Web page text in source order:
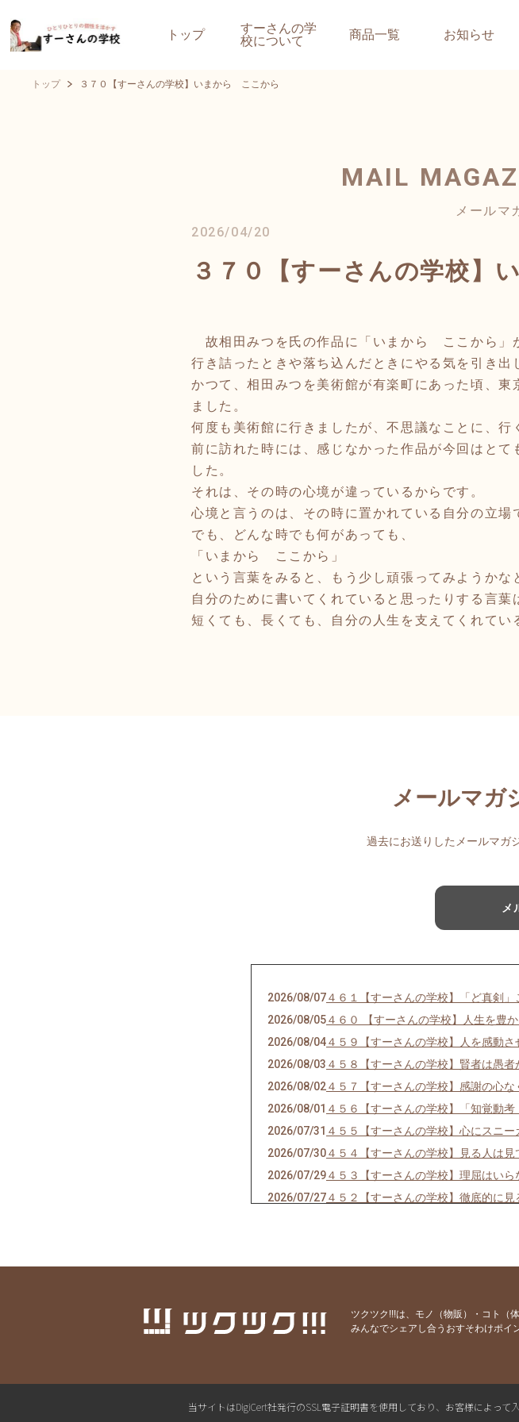
トップ
すーさんの学
校について
商品一覧 お知らせ
トップ ３７０【すーさんの学校】いまから ここから
MAIL
メールマ
2026/04/20
３７０【すーさんの学校】
故相田みつを氏の作品に「いまから ここから」
行き詰ったときや落ち込んだときにやる気を引き出
かつて、相田みつを美術館が有楽町にあった頃、
ました。
何度も美術館に行きましたが、不思議なことに、行
前に訪れた時には、感じなかった作品が今回はと
した。
それは、その時の心境が違っているからです。
心境と言うのは、その時に置かれている自分の立場
でも、どんな時でも何があっても、
「いまから ここから」
という言葉をみると、もう少し頑張ってみようかな
自分のために書いてくれていると思ったりする言葉
短くても、長くても、自分の人生を支えてくれて
メールマガ
過去にお送りしたメールマガ
メ
2026/08/07４６１【すーさんの学校】「ど真剣
2026/08/05４６０ 【すーさんの学校】人生を豊
2026/08/04４５９【すーさんの学校】人を感動さ
2026/08/03 ４５８【すーさんの学校】賢者は愚者
2026/08/02４５７【すーさんの学校】感謝の心
2026/08/01 ４５６【すーさんの学校】「知覚動考
2026/07/31 ４５５【すーさんの学校】心にスニー
2026/07/30４５４【すーさんの学校】見る人は見
2026/07/29４５３【すーさんの学校】理屈はいら
2026/07/27４５２【すーさんの学校】徹底的に見
2026/07/24４４９【すーさんの学校】物の見方を
４４７【すーさんの学校】世界で一番
2026/07/21 ４４６【すーさんの学校】掃除は最
ツクツク!!!は、モノ（物販）・コト（
みんなでシェアし合うおすそわけポイ
当サイトはDigiCert社発行のSSL電子証明書を使用しており、お客様によっ